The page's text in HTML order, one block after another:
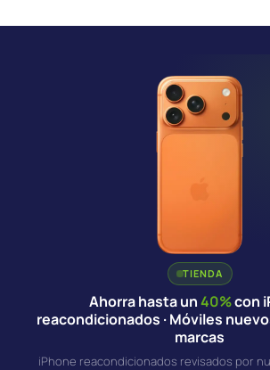
TIENDA
Ahorra hasta un40%con
reacondicionados · Móviles
marcas
iPhone reacondicionados revisados por